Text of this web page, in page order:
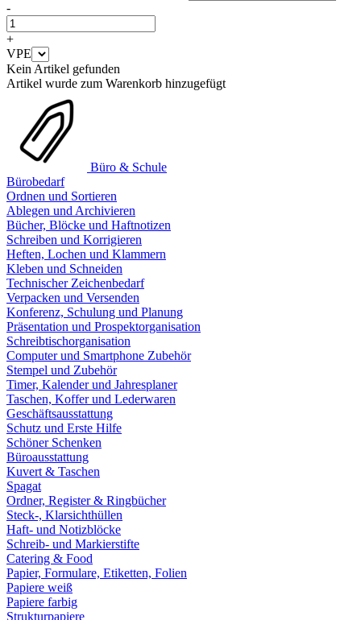
-
+
VPE
Kein Artikel gefunden
Artikel wurde zum Warenkorb hinzugefügt
Büro & Schule
Bürobedarf
Ordnen und Sortieren
Ablegen und Archivieren
Bücher, Blöcke und Haftnotizen
Schreiben und Korrigieren
Heften, Lochen und Klammern
Kleben und Schneiden
Technischer Zeichenbedarf
Verpacken und Versenden
Konferenz, Schulung und Planung
Präsentation und Prospektorganisation
Schreibtischorganisation
Computer und Smartphone Zubehör
Stempel und Zubehör
Timer, Kalender und Jahresplaner
Taschen, Koffer und Lederwaren
Geschäftsausstattung
Schutz und Erste Hilfe
Schöner Schenken
Büroausstattung
Kuvert & Taschen
Spagat
Ordner, Register & Ringbücher
Steck-, Klarsichthüllen
Haft- und Notizblöcke
Schreib- und Markierstifte
Catering & Food
Papier, Formulare, Etiketten, Folien
Papiere weiß
Papiere farbig
Strukturpapiere